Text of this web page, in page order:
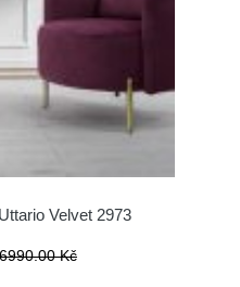
Velvet 2973
6990.00 Kč